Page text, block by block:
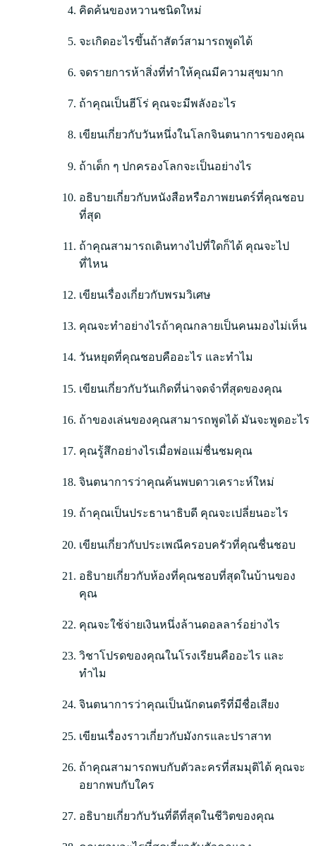
คิดค้นของหวานชนิดใหม่
จะเกิดอะไรขึ้นถ้าสัตว์สามารถพูดได้
จดรายการห้าสิ่งที่ทำให้คุณมีความสุขมาก
ถ้าคุณเป็นฮีโร่ คุณจะมีพลังอะไร
เขียนเกี่ยวกับวันหนึ่งในโลกจินตนาการของคุณ
ถ้าเด็ก ๆ ปกครองโลกจะเป็นอย่างไร
อธิบายเกี่ยวกับหนังสือหรือภาพยนตร์ที่คุณชอบ
ที่สุด
ถ้าคุณสามารถเดินทางไปที่ใดก็ได้ คุณจะไป
ที่ไหน
เขียนเรื่องเกี่ยวกับพรมวิเศษ
คุณจะทำอย่างไรถ้าคุณกลายเป็นคนมองไม่เห็น
วันหยุดที่คุณชอบคืออะไร และทำไม
เขียนเกี่ยวกับวันเกิดที่น่าจดจำที่สุดของคุณ
ถ้าของเล่นของคุณสามารถพูดได้ มันจะพูดอะไร
คุณรู้สึกอย่างไรเมื่อพ่อแม่ชื่นชมคุณ
จินตนาการว่าคุณค้นพบดาวเคราะห์ใหม่
ถ้าคุณเป็นประธานาธิบดี คุณจะเปลี่ยนอะไร
เขียนเกี่ยวกับประเพณีครอบครัวที่คุณชื่นชอบ
อธิบายเกี่ยวกับห้องที่คุณชอบที่สุดในบ้านของ
คุณ
คุณจะใช้จ่ายเงินหนึ่งล้านดอลลาร์อย่างไร
วิชาโปรดของคุณในโรงเรียนคืออะไร และ
ทำไม
จินตนาการว่าคุณเป็นนักดนตรีที่มีชื่อเสียง
เขียนเรื่องราวเกี่ยวกับมังกรและปราสาท
ถ้าคุณสามารถพบกับตัวละครที่สมมุติได้ คุณจะ
อยากพบกับใคร
อธิบายเกี่ยวกับวันที่ดีที่สุดในชีวิตของคุณ